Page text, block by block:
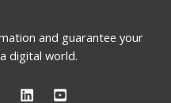
and guarantee your
digital world.